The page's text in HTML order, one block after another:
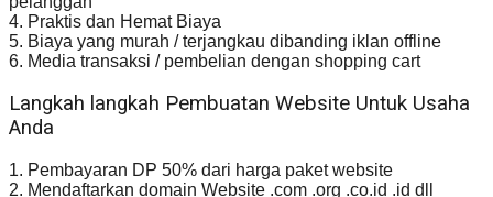
4. Praktis dan Hemat Biaya
5. Biaya yang murah / terjangkau dibanding iklan offline
6. Media transaksi / pembelian dengan shopping cart
Langkah langkah Pembuatan Website Untuk Usaha
Anda
1. Pembayaran DP 50% dari harga paket website
2. Mendaftarkan domain Website .com .org .co.id .id dll